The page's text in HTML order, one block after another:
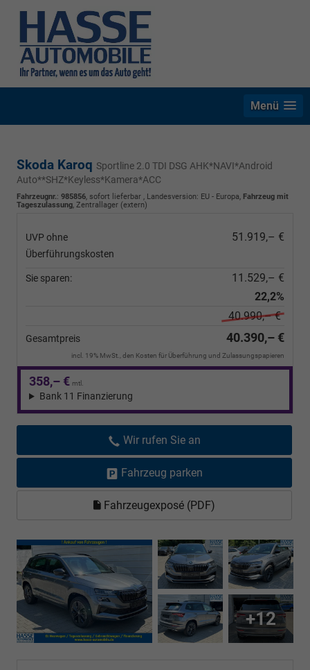
Menü
Skoda Karoq Sportline 2.0 TDI DSG AHK*NAVI*Android
Auto**SHZ*Keyless*Kamera*ACC
Fahrzeugnr.: 985856, sofort lieferbar , Landesversion: EU - Europa, Fahrzeug mit
Tageszulassung, Zentrallager (extern)
UVP ohne
Überführungskosten
51.919,– €
Sie sparen:
11.529,– €
22,2%
40.990,– €
Gesamtpreis 40.390,– €
incl. 19% MwSt., den Kosten für Überführung und Zulassungspapieren
358,– € mtl.
Bank 11 Finanzierung
Wir rufen Sie an
Fahrzeug parken
Fahrzeugexposé (PDF)
+12